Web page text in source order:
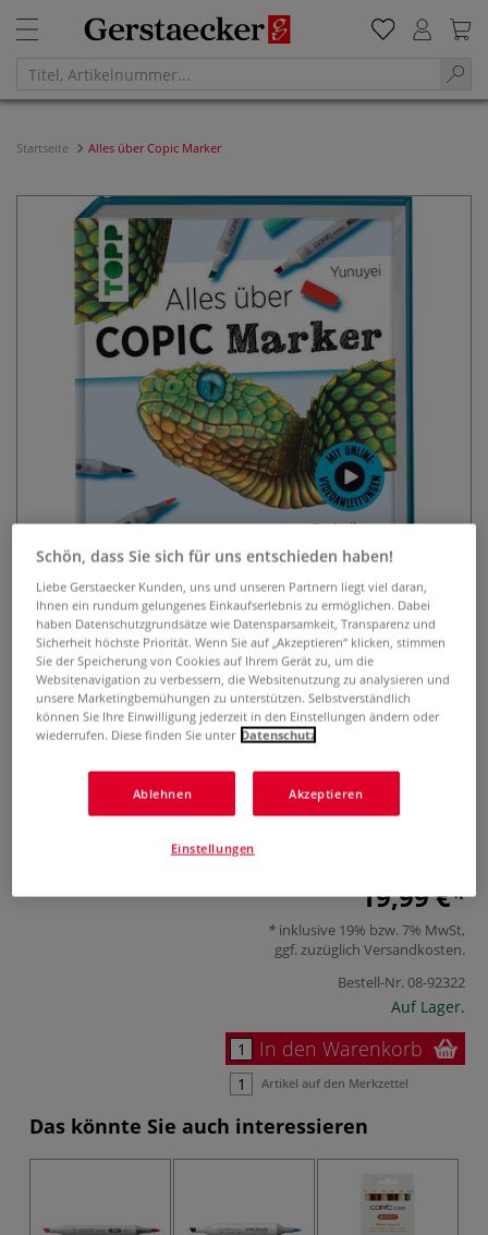
Startseite Alles über Copic Marker
Alles über Copic Marker
1 Bewertung
Grundlagen, Techniken und Motive. Mit Online-Videos.
Zahlreiche Motive aus den Bereichen Manga, Tiere, Blumen
mit vielen Fotos und Schritt-für-Schritt-Anleitungen zeigen
19,99 €
inklusive 19% bzw. 7% MwSt,
ggf. zuzüglich Versandkosten.
Bestell-Nr.08-92322
Auf Lager.
In den Warenkorb
Artikel auf den Merkzettel
Das könnte Sie auch interessieren
Schön, dass Sie sich für uns entschieden haben!
Liebe Gerstaecker Kunden, uns und unseren Partnern liegt viel daran,
Ihnen ein rundum gelungenes Einkaufserlebnis zu ermöglichen. Dabei
haben Datenschutzgrundsätze wie Datensparsamkeit, Transparenz und
Sicherheit höchste Priorität. Wenn Sie auf „Akzeptieren“ klicken, stimmen
Sie der Speicherung von Cookies auf Ihrem Gerät zu, um die
Websitenavigation zu verbessern, die Websitenutzung zu analysieren und
unsere Marketingbemühungen zu unterstützen. Selbstverständlich
können Sie Ihre Einwilligung jederzeit in den Einstellungen ändern oder
wiederrufen. Diese finden Sie unter Datenschutz
Ablehnen Akzeptieren
Einstellungen